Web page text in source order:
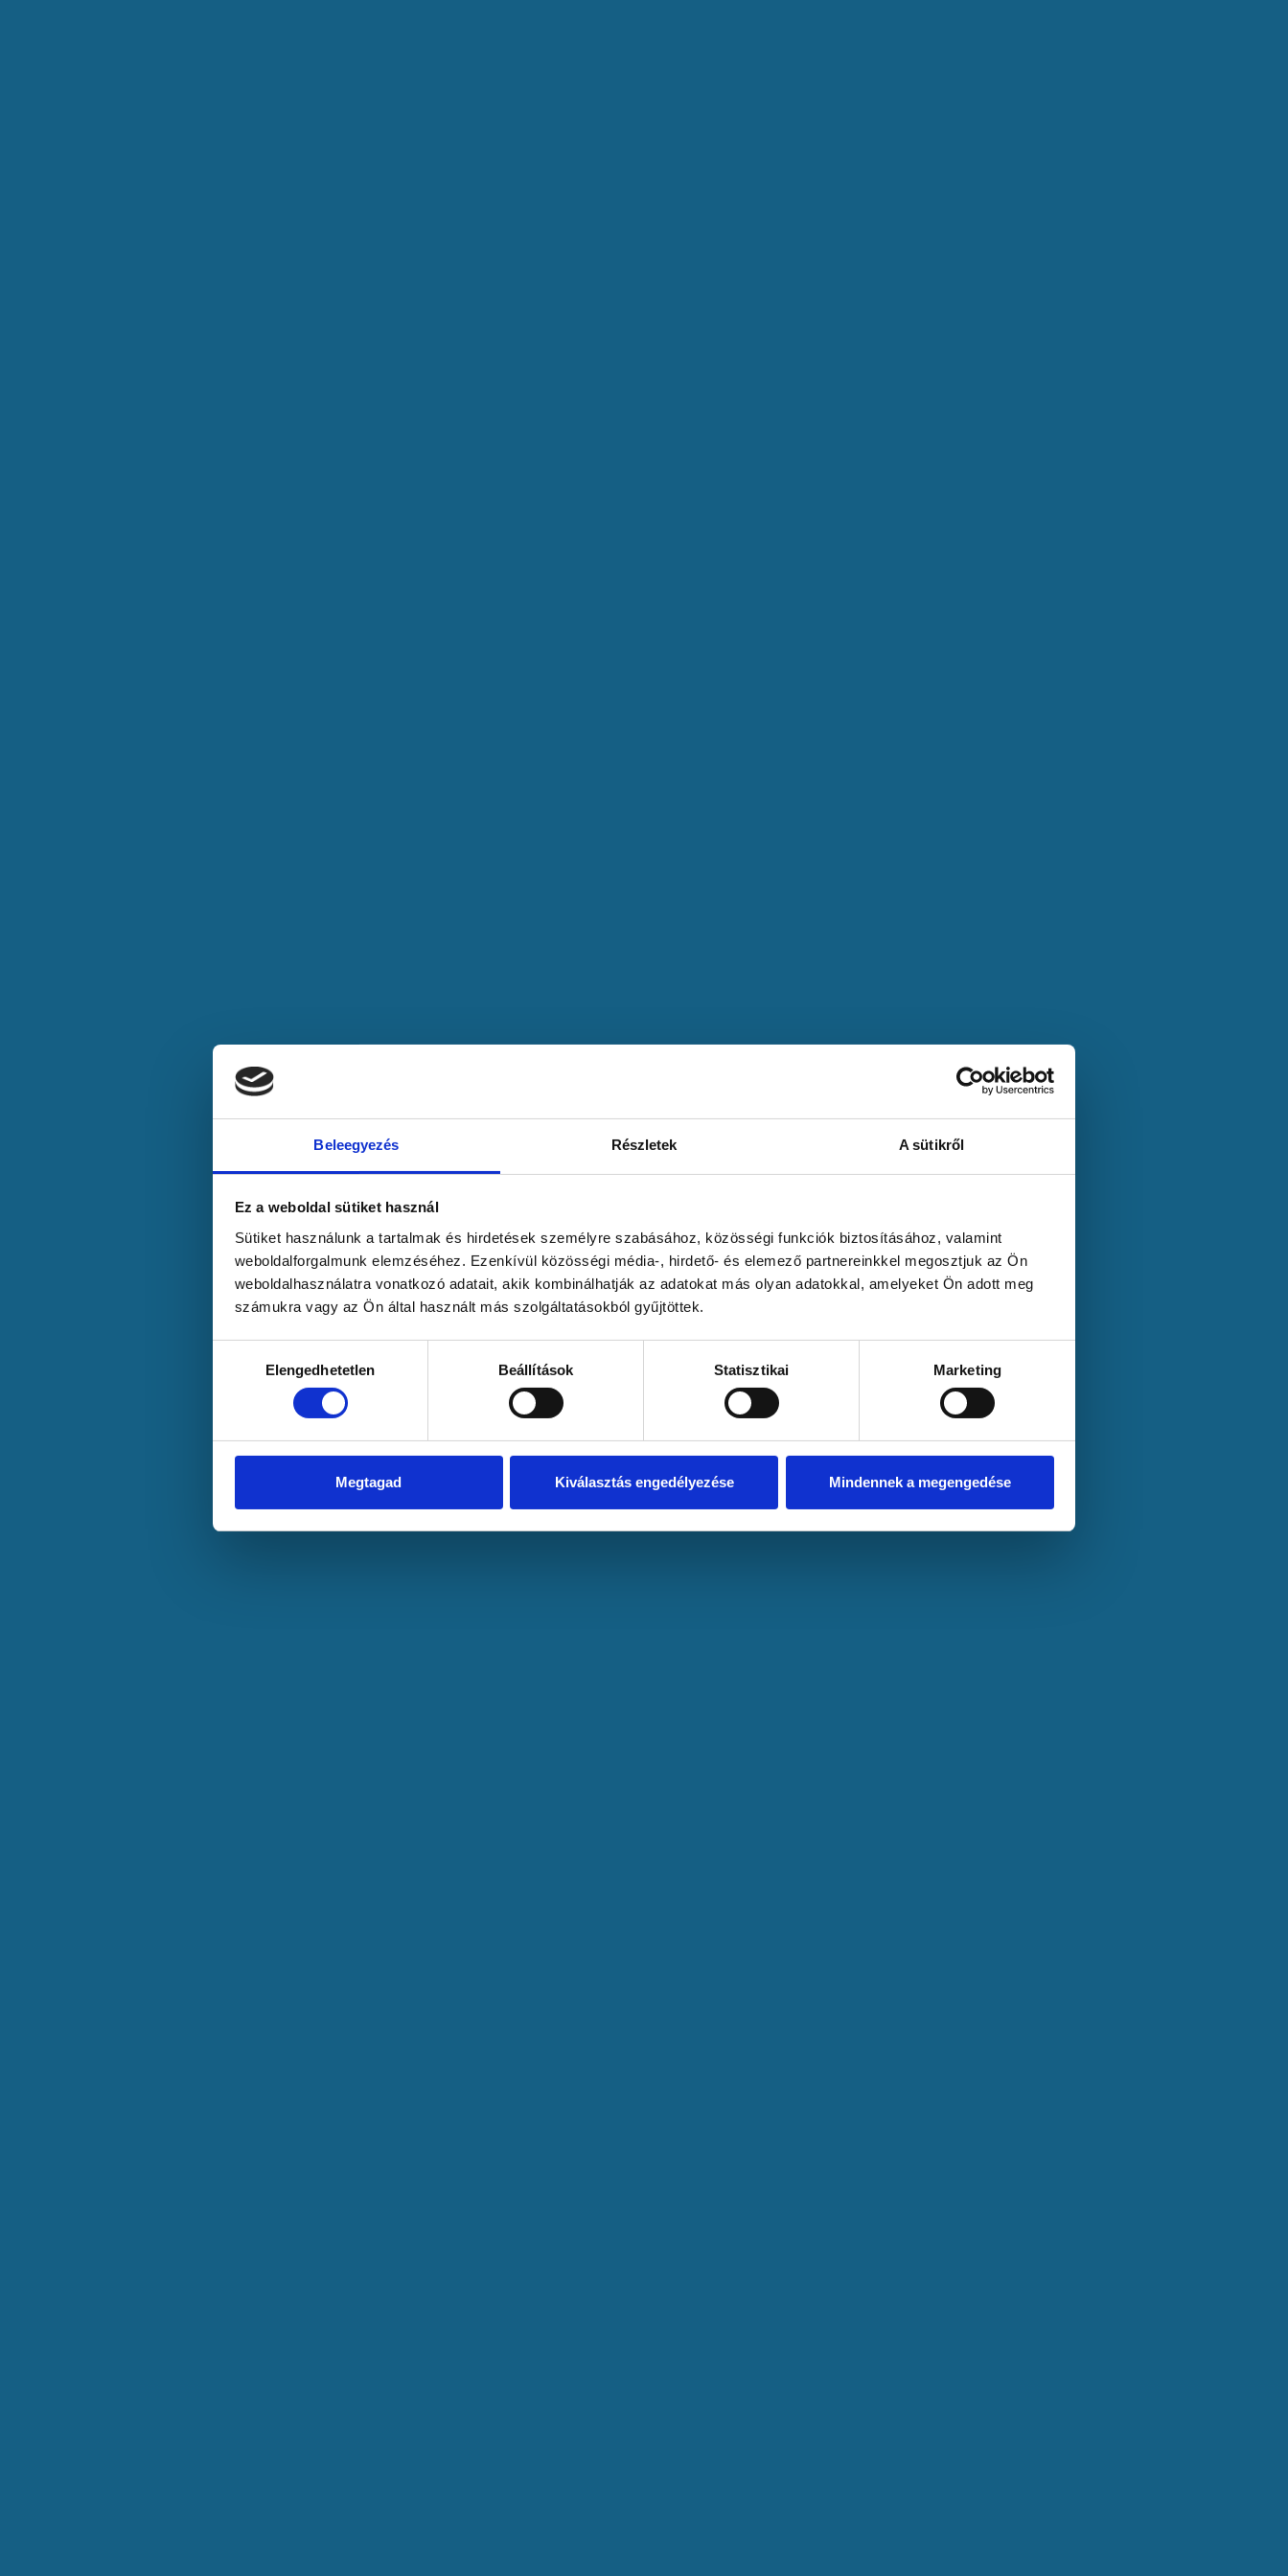
Beleegyezés Részletek A sütikről
Ez a weboldal sütiket használ
Sütiket használunk a tartalmak és hirdetések személyre szabásához, közösségi funkciók biztosításához, valamint
weboldalforgalmunk elemzéséhez. Ezenkívül közösségi média-, hirdető- és elemező partnereinkkel megosztjuk az Ön
weboldalhasználatra vonatkozó adatait, akik kombinálhatják az adatokat más olyan adatokkal, amelyeket Ön adott meg
számukra vagy az Ön által használt más szolgáltatásokból gyűjtöttek.
kiválasztásaElengedhetetlen Beállítások Statisztikai Marketing
Megtagad Kiválasztás engedélyezése Mindennek a megengedése